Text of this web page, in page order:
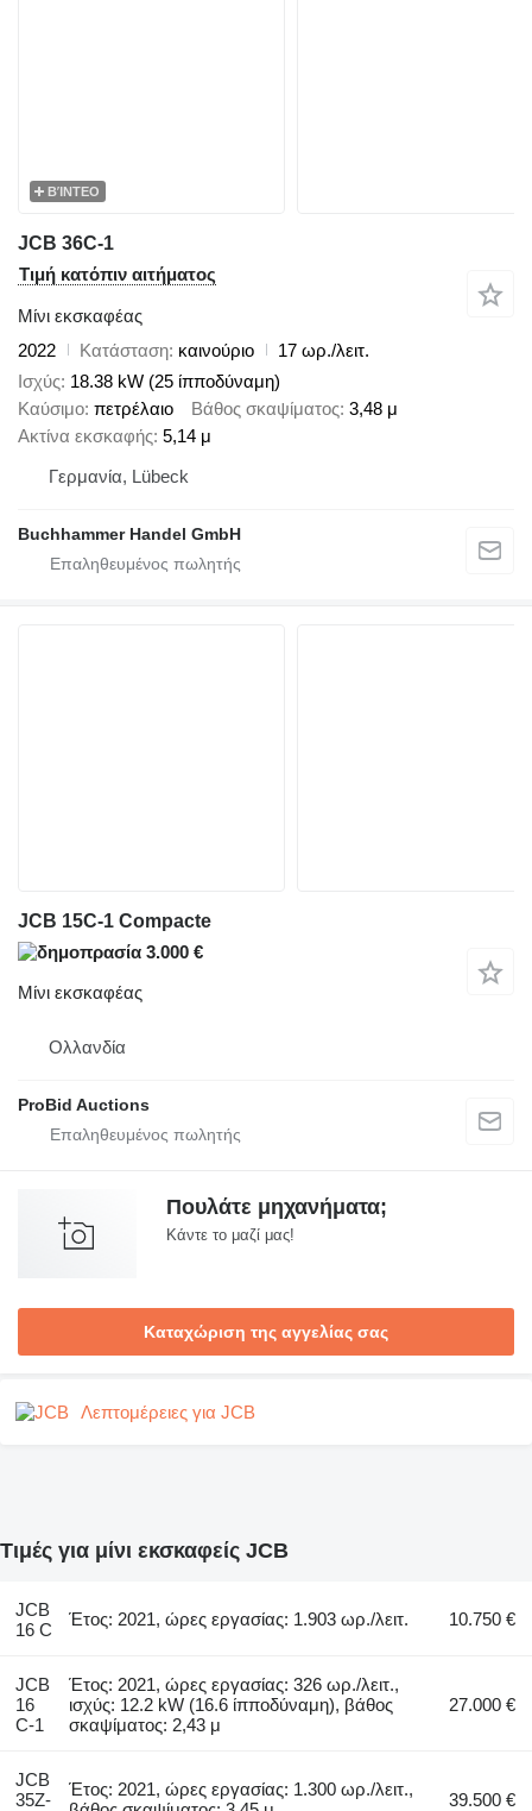
ΒΊΝΤΕΟ
JCB 36C-1
Τιμή κατόπιν αιτήματος
Μίνι εκσκαφέας
2022
Κατάσταση καινούριο
17 ωρ./λειτ.
Ισχύς 18.38 kW (25 ίπποδύναμη)
Καύσιμο πετρέλαιο Βάθος σκαψίματος 3,48 μ
Ακτίνα εκσκαφής 5,14 μ
Γερμανία, Lübeck
Buchhammer Handel GmbH
JCB 15C-1 Compacte
3.000 €
Μίνι εκσκαφέας
Ολλανδία
ProBid Auctions
Πουλάτε μηχανήματα;
Κάντε το μαζί μας!
Καταχώριση της αγγελίας σας
Λεπτομέρειες για JCB
Τιμές για μίνι εκσκαφείς JCB
JCB
16 C
Έτος: 2021, ώρες εργασίας: 1.903 ωρ./λειτ. 10.750 €
JCB
16
C-1
Έτος: 2021, ώρες εργασίας: 326 ωρ./λειτ.,
ισχύς: 12.2 kW (16.6 ίπποδύναμη), βάθος
σκαψίματος: 2,43 μ
27.000 €
JCB
35Z-
Έτος: 2021, ώρες εργασίας: 1.300 ωρ./λειτ.,
39.500 €